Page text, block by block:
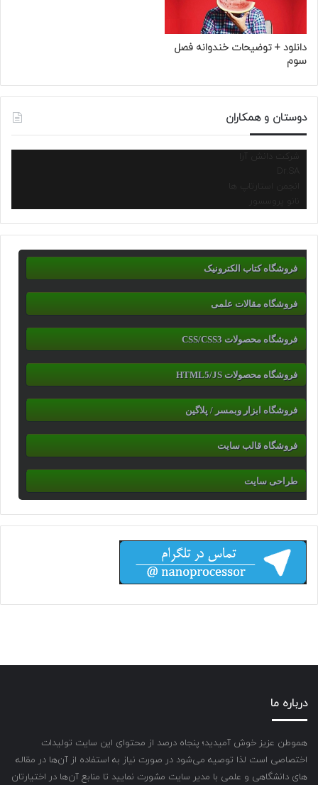
دانلود + توضیحات خندوانه فصل
سوم
دوستان و همکاران
شرکت دانش آرا
انجمن استارتاپ ها
نانو پروسسور
فروشگاه کتاب الکترونیک
فروشگاه مقالات علمی
فروشگاه محصولات CSS/CSS3
فروشگاه محصولات HTML5/JS
فروشگاه ابزار وبمسر / پلاگین
فروشگاه قالب سایت
طراحی سایت
درباره ما
هموطن عزیز خوش آمیدید؛ پنجاه درصد از محتوای این سایت تولیدات
اختصاصی است لذا توصیه می‌شود در صورت نیاز به استفاده از آن‌ها در مقاله
های دانشگاهی و علمی با مدیر سایت مشورت نمایید تا منابع آن‌ها در اختیارتان